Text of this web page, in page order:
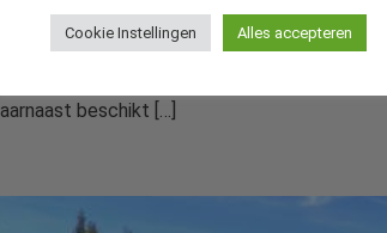
uit drie aparte gebouwen, is een
is gelegen in het natuurpark El Garraf.
beschikt […]
Cookie Instellingen Alles accepteren